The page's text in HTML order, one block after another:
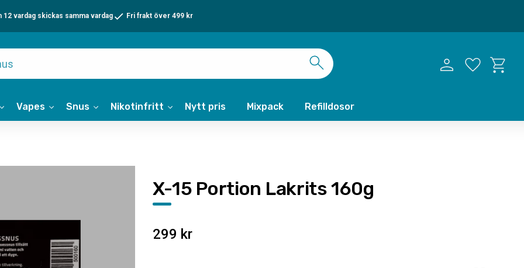
Vapes Snus Nikotinfritt Nytt pris Mixpack Refilldosor
Favoriter
12 vardag skickas samma vardag Fri frakt över 499 kr
X-15 Portion Lakrits 160g
299 kr